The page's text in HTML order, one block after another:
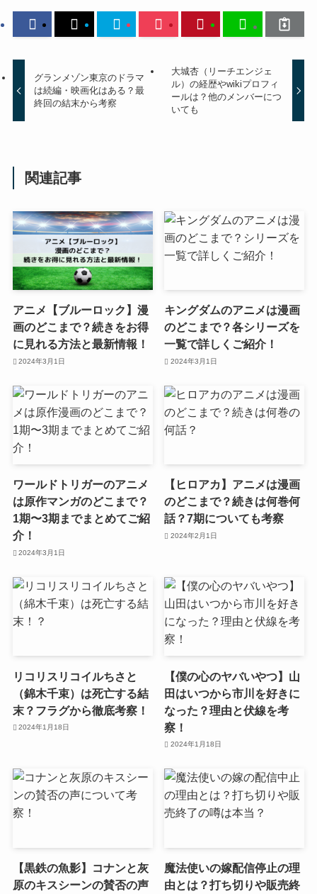
グランメゾン東京のドラマ
は続編・映画化はある？最
終回の結末から考察
大城杏（リーチエンジェ
ル）の経歴やwikiプロフィ
ールは？他のメンバーにつ
いても
関連記事
アニメ【ブルーロック】漫
画のどこまで？続きをお得
に見れる方法と最新情報！
2024年3月1日
キングダムのアニメは漫画
のどこまで？各シリーズを
一覧で詳しくご紹介！
2024年3月1日
ワールドトリガーのアニメ
は原作マンガのどこまで？
1期〜3期までまとめてご紹
介！
2024年3月1日
【ヒロアカ】アニメは漫画
のどこまで？続きは何巻何
話？7期についても考察
2024年2月1日
リコリスリコイルちさと
（錦木千束）は死亡する結
末？フラグから徹底考察！
2024年1月18日
【僕の心のヤバいやつ】山
田はいつから市川を好きに
なった？理由と伏線を考
察！
2024年1月18日
【黒鉄の魚影】コナンと灰
原のキスシーンの賛否の声
魔法使いの嫁配信停止の理
由とは？打ち切りや販売終